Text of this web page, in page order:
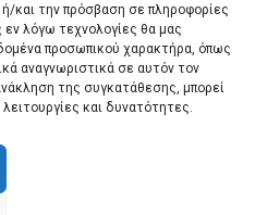
και την πρόσβαση σε πληροφορίες
λόγω τεχνολογίες θα μας
προσωπικού χαρακτήρα, όπως
αναγνωριστικά σε αυτόν τον
της συγκατάθεσης, μπορεί
και δυνατότητες.